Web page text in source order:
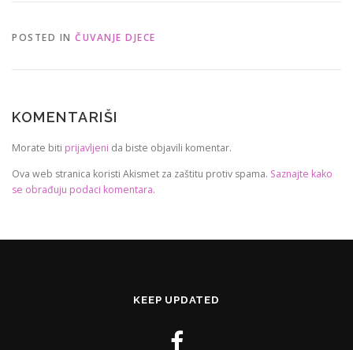
POSTED IN ČUVANJE DJECE
KOMENTARIŠI
Morate biti prijavljeni da biste objavili komentar.
Ova web stranica koristi Akismet za zaštitu protiv spama. Saznajte kako
se obrađuju podaci komentara.
KEEP UPDATED